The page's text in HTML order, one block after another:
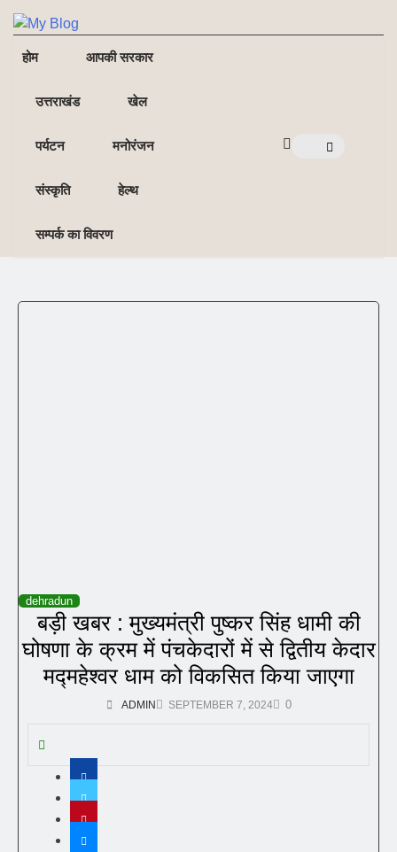
NE
NEWS ELEMENTOR
होम आपकी सरकार
उत्तराखंड खेल
पर्यटन मनोरंजन
संस्कृति हेल्थ
सम्पर्क का विवरण
dehradun
बड़ी खबर : मुख्यमंत्री पुष्कर सिंह धामी की
घोषणा के क्रम में पंचकेदारों में से द्वितीय केदार
मद्महेश्वर धाम को विकसित किया जाएगा
ADMIN SEPTEMBER 7, 2024 0